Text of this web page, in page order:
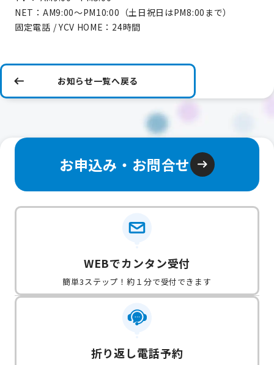
NET：AM9:00～PM10:00（土日祝日はPM8:00まで）
固定電話 / YCV HOME：24時間
お知らせ一覧へ戻る
お申込み・お問合せ
WEBでカンタン受付
簡単3ステップ！約１分で受付できます
折り返し電話予約